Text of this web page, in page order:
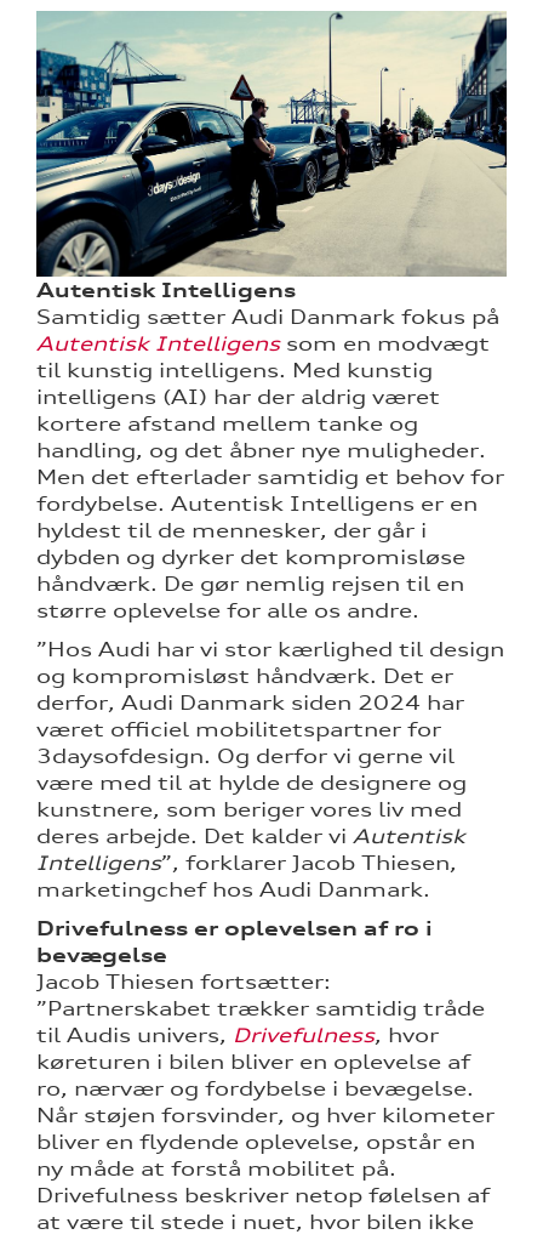
Autentisk Intelligens
Samtidig sætter Audi Danmark fokus på
Autentisk Intelligenssom en modvægt
til kunstig intelligens. Med kunstig
intelligens (AI) har der aldrig været
kortere afstand mellem tanke og
handling, og det åbner nye muligheder.
Men det efterlader samtidig et behov for
fordybelse. Autentisk Intelligens er en
hyldest til de mennesker, der går i
dybden og dyrker det kompromisløse
håndværk. De gør nemlig rejsen til en
større oplevelse for alle os andre.
”Hos Audi har vi stor kærlighed til design
og kompromisløst håndværk. Det er
derfor, Audi Danmark siden 2024 har
været officiel mobilitetspartner for
3daysofdesign. Og derfor vi gerne vil
være med til at hylde de designere og
kunstnere, som beriger vores liv med
deres arbejde. Det kalder vi Autentisk
Intelligens”, forklarer Jacob Thiesen,
marketingchef hos Audi Danmark.
Drivefulness er oplevelsen af ro i
bevægelse
Jacob Thiesen fortsætter:
”Partnerskabet trækker samtidig tråde
til Audis univers, Drivefulness, hvor
køreturen i bilen bliver en oplevelse af
ro, nærvær og fordybelse i bevægelse.
Når støjen forsvinder, og hver kilometer
bliver en flydende oplevelse, opstår en
ny måde at forstå mobilitet på.
Drivefulness beskriver netop følelsen af
at være til stede i nuet, hvor bilen ikke